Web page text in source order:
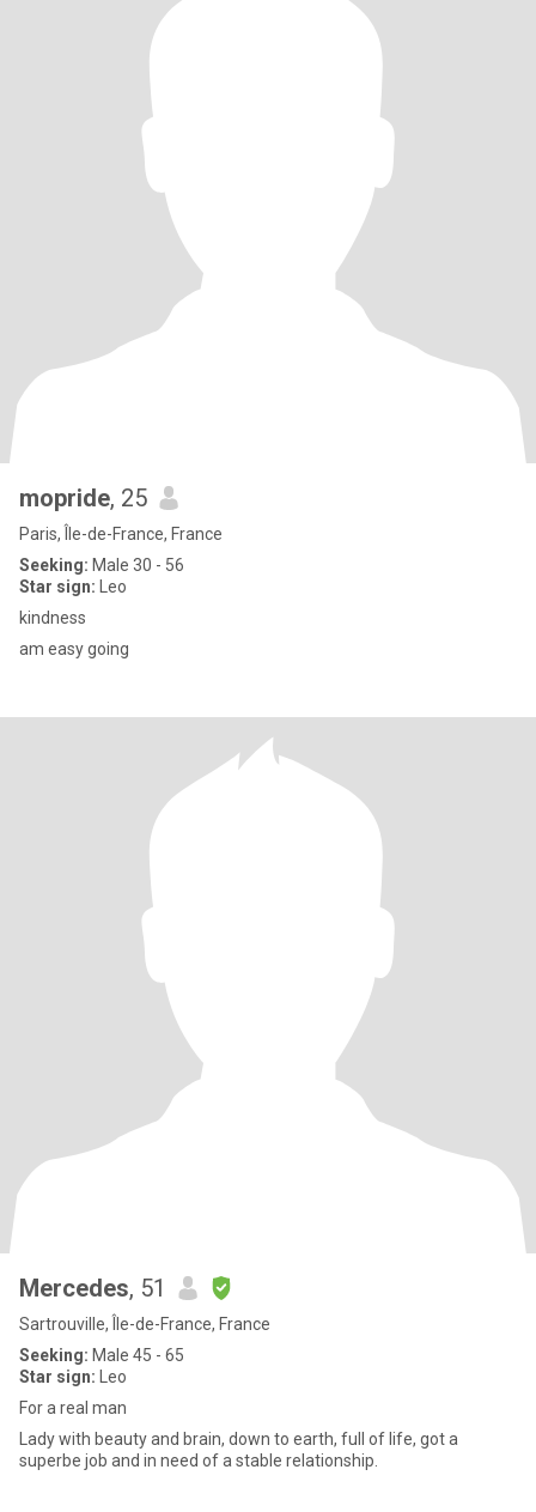
mopride, 25
Paris, Île-de-France, France
Seeking: Male 30 - 56
Star sign: Leo
kindness
am easy going
Mercedes, 51
Sartrouville, Île-de-France, France
Seeking: Male 45 - 65
Star sign: Leo
For a real man
Lady with beauty and brain, down to earth, full of life, got a
superbe job and in need of a stable relationship.